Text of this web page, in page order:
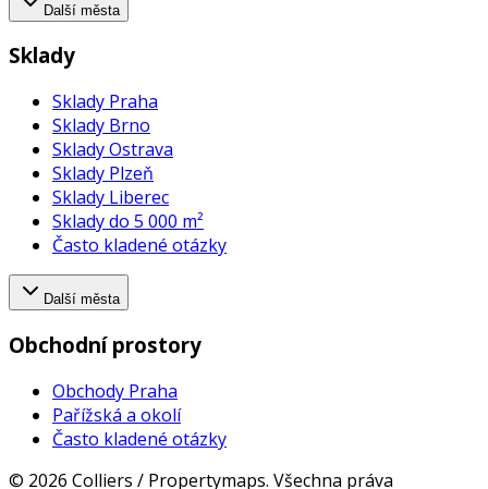
Další města
Sklady
Sklady Praha
Sklady Brno
Sklady Ostrava
Sklady Plzeň
Sklady Liberec
Sklady do 5 000 m²
Často kladené otázky
Další města
Obchodní prostory
Obchody Praha
Pařížská a okolí
Často kladené otázky
© 2026 Colliers / Propertymaps. Všechna práva